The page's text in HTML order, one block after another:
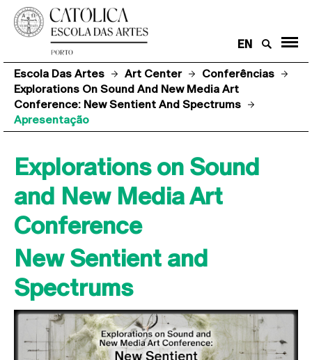
EN
Escola Das Artes Art Center
Conferências
Explorations On Sound And New Media Art
Conference: New Sentient And Spectrums
Apresentação
Explorations on Sound
and New Media Art
Conference
New Sentient and
Spectrums